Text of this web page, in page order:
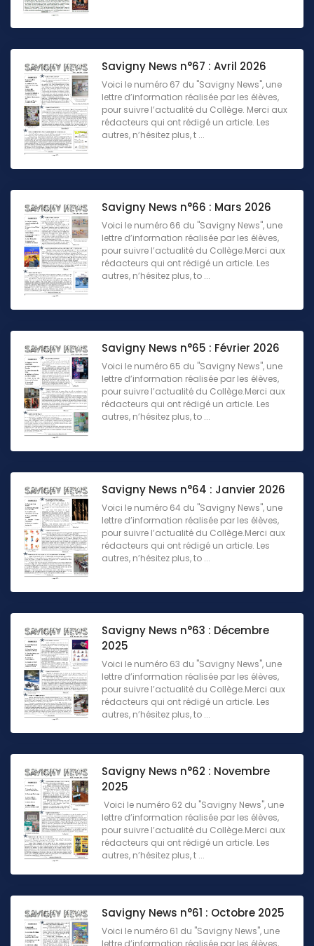
Savigny News n°67 : Avril 2026
Voici le numéro 67 du "Savigny News", une
lettre d’information réalisée par les élèves,
pour suivre l’actualité du Collège. Merci aux
rédacteurs qui ont rédigé un article. Les
autres, n’hésitez plus, t ...
Savigny News n°66 : Mars 2026
Voici le numéro 66 du "Savigny News", une
lettre d’information réalisée par les élèves,
pour suivre l’actualité du Collège.Merci aux
rédacteurs qui ont rédigé un article. Les
autres, n’hésitez plus, to ...
Savigny News n°65 : Février 2026
Voici le numéro 65 du "Savigny News", une
lettre d’information réalisée par les élèves,
pour suivre l’actualité du Collège.Merci aux
rédacteurs qui ont rédigé un article. Les
autres, n’hésitez plus, to ...
Savigny News n°64 : Janvier 2026
Voici le numéro 64 du "Savigny News", une
lettre d’information réalisée par les élèves,
pour suivre l’actualité du Collège.Merci aux
rédacteurs qui ont rédigé un article. Les
autres, n’hésitez plus, to ...
Savigny News n°63 : Décembre
2025
Voici le numéro 63 du "Savigny News", une
lettre d’information réalisée par les élèves,
pour suivre l’actualité du Collège.Merci aux
rédacteurs qui ont rédigé un article. Les
autres, n’hésitez plus, to ...
Savigny News n°62 : Novembre
2025
Voici le numéro 62 du "Savigny News", une
lettre d’information réalisée par les élèves,
pour suivre l’actualité du Collège.Merci aux
rédacteurs qui ont rédigé un article. Les
autres, n’hésitez plus, t ...
Savigny News n°61 : Octobre 2025
Voici le numéro 61 du "Savigny News", une
lettre d’information réalisée par les élèves,